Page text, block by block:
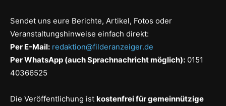
Sendet uns eure Berichte, Artikel, Fotos oder
Veranstaltungshinweise einfach direkt:
Per E-Mail: redaktion@filderanzeiger.de
Per WhatsApp (auch Sprachnachricht möglich): 0151
40366525
Die Veröffentlichung ist kostenfrei für gemeinnützige